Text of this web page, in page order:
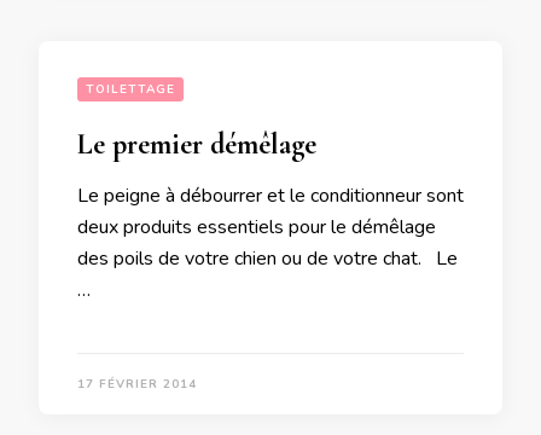
TOILETTAGE
Le premier démêlage
Le peigne à débourrer et le conditionneur sont
deux produits essentiels pour le démêlage
des poils de votre chien ou de votre chat. Le
…
17 FÉVRIER 2014